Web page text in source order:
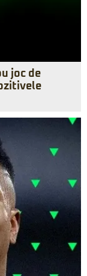
joc de